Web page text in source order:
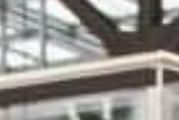
Eventos
Noticias